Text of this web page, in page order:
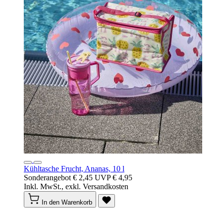
Kühltasche Frucht, Ananas, 10 l
Sonderangebot € 2,45 UVP € 4,95
Inkl. MwSt., exkl. Versandkosten
In den Warenkorb